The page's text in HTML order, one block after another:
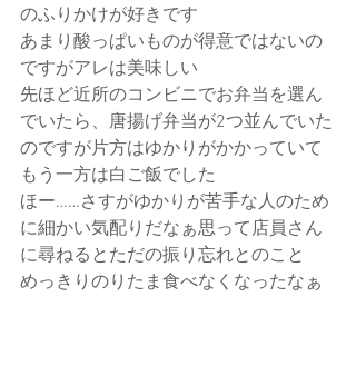
のふりかけが好きです
あまり酸っぱいものが得意ではないの
ですがアレは美味しい
先ほど近所のコンビニでお弁当を選ん
でいたら、唐揚げ弁当が2つ並んでいた
のですが片方はゆかりがかかっていて
もう一方は白ご飯でした
ほー……さすがゆかりが苦手な人のため
に細かい気配りだなぁ思って店員さん
に尋ねるとただの振り忘れとのこと
めっきりのりたま食べなくなったなぁ